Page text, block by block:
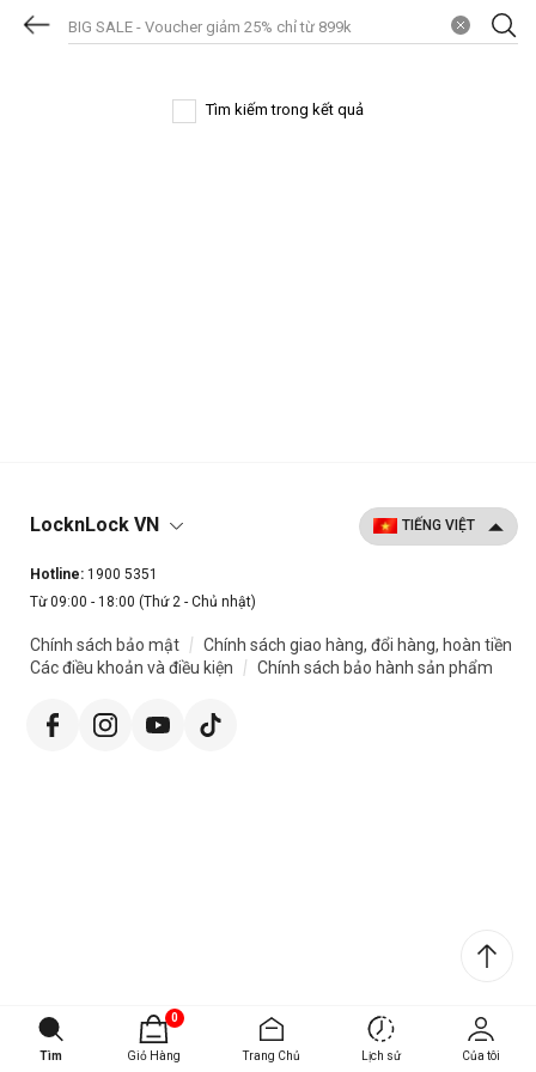
Tìm kiếm trong kết quả
LocknLock VN
Hotline: 1900 5351
Từ 09:00 - 18:00 (Thứ 2 - Chủ nhật)
Chính sách bảo mật | Chính sách giao hàng, đổi hàng, hoàn tiền
Các điều khoản và điều kiện
| Chính sách bảo hành sản phẩm
Tìm
0
Giỏ Hàng Trang Chủ Lịch sử Của tôi